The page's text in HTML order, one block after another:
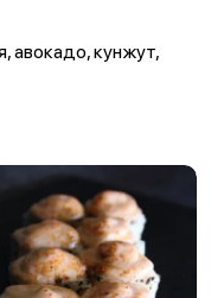
авокадо, кунжут,